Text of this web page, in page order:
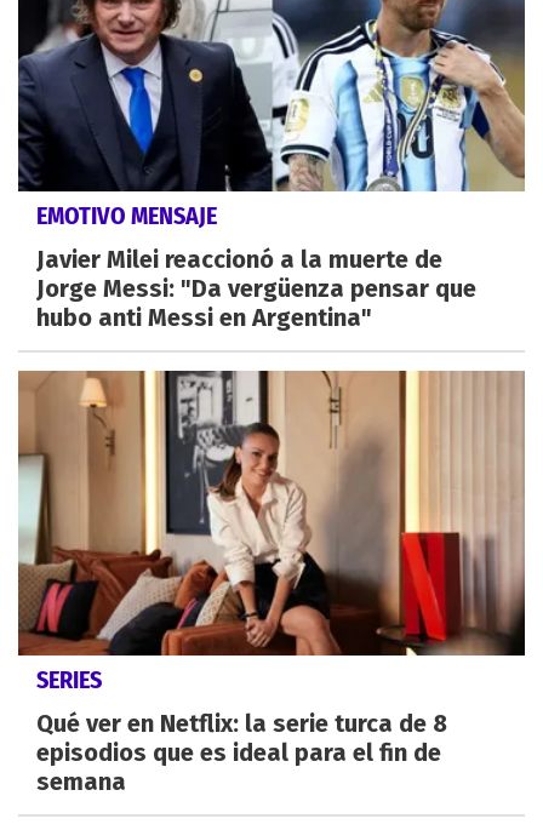
EMOTIVO MENSAJE
Javier Milei reaccionó a la muerte de
Jorge Messi: "Da vergüenza pensar que
hubo anti Messi en Argentina"
SERIES
Qué ver en Netflix: la serie turca de 8
episodios que es ideal para el fin de
semana